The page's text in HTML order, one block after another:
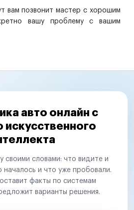
вам позвонит мастер с хорошим
вашу проблему с вашим
авто онлайн с
своими словами: что видите и
началось и что уже пробовали.
факты по системам
варианты решения.